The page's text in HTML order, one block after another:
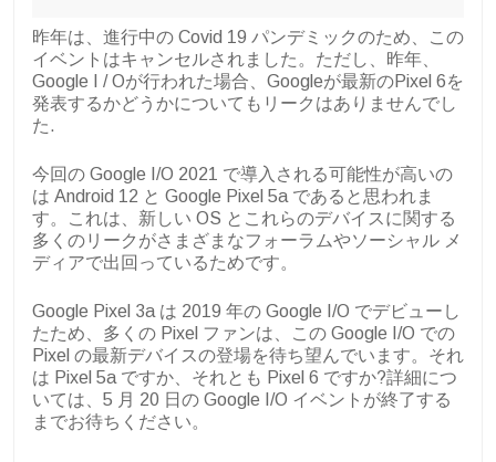
昨年は、進行中の Covid 19 パンデミックのため、この
イベントはキャンセルされました。ただし、昨年、
Google I / Oが行われた場合、Googleが最新のPixel 6を
発表するかどうかについてもリークはありませんでし
た.
今回の Google I/O 2021 で導入される可能性が高いの
は Android 12 と Google Pixel 5a であると思われま
す。これは、新しい OS とこれらのデバイスに関する
多くのリークがさまざまなフォーラムやソーシャル メ
ディアで出回っているためです。
Google Pixel 3a は 2019 年の Google I/O でデビューし
たため、多くの Pixel ファンは、この Google I/O での
Pixel の最新デバイスの登場を待ち望んでいます。それ
は Pixel 5a ですか、それとも Pixel 6 ですか?詳細につ
いては、5 月 20 日の Google I/O イベントが終了する
までお待ちください。